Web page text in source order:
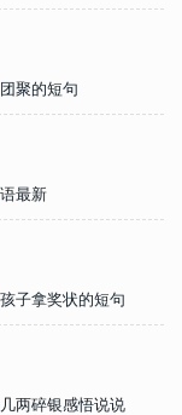
聚的短句
最新
子拿奖状的短句
两碎银感悟说说